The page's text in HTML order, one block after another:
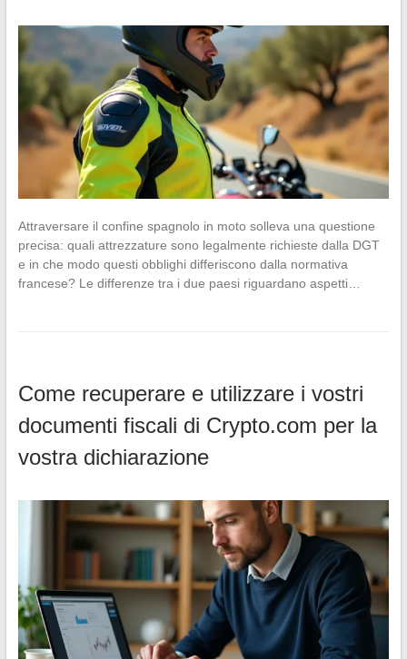
Attraversare il confine spagnolo in moto solleva una questione
precisa: quali attrezzature sono legalmente richieste dalla DGT
e in che modo questi obblighi differiscono dalla normativa
francese? Le differenze tra i due paesi riguardano aspetti…
Come recuperare e utilizzare i vostri
documenti fiscali di Crypto.com per la
vostra dichiarazione